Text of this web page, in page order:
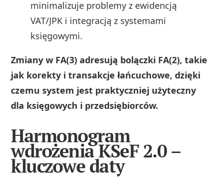
minimalizuje problemy z ewidencją
VAT/JPK i integracją z systemami
księgowymi.
Zmiany w FA(3) adresują bolączki FA(2), takie
jak korekty i transakcje łańcuchowe, dzięki
czemu system jest praktyczniej użyteczny
dla księgowych i przedsiębiorców.
Harmonogram
wdrożenia KSeF 2.0 –
kluczowe daty